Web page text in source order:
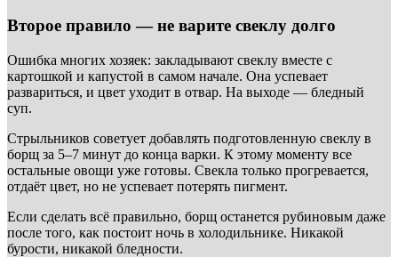
Второе правило — не варите свеклу долго
Ошибка многих хозяек: закладывают свеклу вместе с
картошкой и капустой в самом начале. Она успевает
развариться, и цвет уходит в отвар. На выходе — бледный
суп.
Стрыльников советует добавлять подготовленную свеклу в
борщ за 5–7 минут до конца варки. К этому моменту все
остальные овощи уже готовы. Свекла только прогревается,
отдаёт цвет, но не успевает потерять пигмент.
Если сделать всё правильно, борщ останется рубиновым даже
после того, как постоит ночь в холодильнике. Никакой
бурости, никакой бледности.